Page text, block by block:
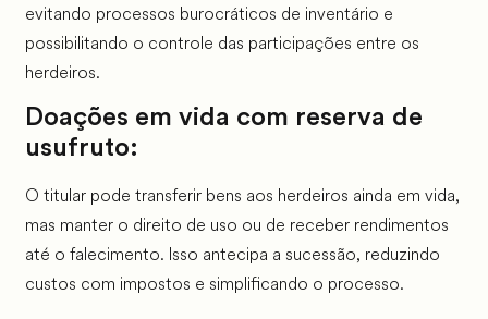
evitando processos burocráticos de inventário e
possibilitando o controle das participações entre os
herdeiros.
Doações em vida com reserva de
usufruto:
O titular pode transferir bens aos herdeiros ainda em vida,
mas manter o direito de uso ou de receber rendimentos
até o falecimento. Isso antecipa a sucessão, reduzindo
custos com impostos e simplificando o processo.